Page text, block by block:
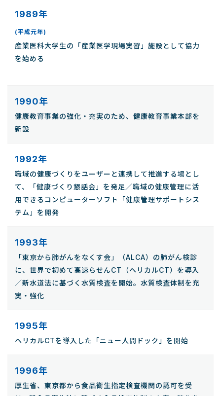
1989年
(平成元年)
産業医科大学生の「産業医学現場実習」施設として協力
を始める
1990年
健康教育事業の強化・充実のため、健康教育事業本部を
新設
1992年
職域の健康づくりをユーザーと連携して推進する場とし
て、「健康づくり懇話会」を発足／職域の健康管理に活
用できるコンピューターソフト「健康管理サポートシス
テム」を開発
1993年
「東京から肺がんをなくす会」（ALCA）の肺がん検診
に、世界で初めて高速らせんCT（ヘリカルCT）を導入
／新水道法に基づく水質検査を開始。水質検査体制を充
実・強化
1995年
ヘリカルCTを導入した「ニュー人間ドック」を開始
1996年
厚生省、東京都から食品衛生指定検査機関の認可を受